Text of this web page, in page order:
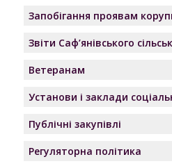
Запобігання проявам
Звіти Саф’янівського
Ветеранам
Установи і заклади
Публічні закупівлі
Регуляторна політика